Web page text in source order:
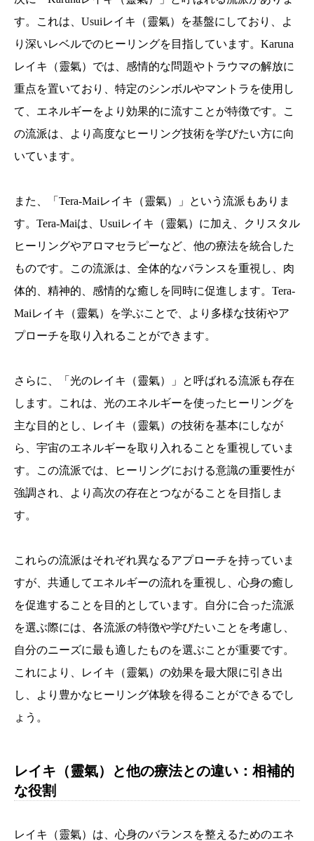
す。これは、Usuiレイキ（靈氣）を基盤にしており、よ
り深いレベルでのヒーリングを目指しています。Karuna
レイキ（靈氣）では、感情的な問題やトラウマの解放に
重点を置いており、特定のシンボルやマントラを使用し
て、エネルギーをより効果的に流すことが特徴です。こ
の流派は、より高度なヒーリング技術を学びたい方に向
いています。
また、「Tera-Maiレイキ（靈氣）」という流派もありま
す。Tera-Maiは、Usuiレイキ（靈氣）に加え、クリスタル
ヒーリングやアロマセラピーなど、他の療法を統合した
ものです。この流派は、全体的なバランスを重視し、肉
体的、精神的、感情的な癒しを同時に促進します。Tera-
Maiレイキ（靈氣）を学ぶことで、より多様な技術やア
プローチを取り入れることができます。
さらに、「光のレイキ（靈氣）」と呼ばれる流派も存在
します。これは、光のエネルギーを使ったヒーリングを
主な目的とし、レイキ（靈氣）の技術を基本にしなが
ら、宇宙のエネルギーを取り入れることを重視していま
す。この流派では、ヒーリングにおける意識の重要性が
強調され、より高次の存在とつながることを目指しま
す。
これらの流派はそれぞれ異なるアプローチを持っていま
すが、共通してエネルギーの流れを重視し、心身の癒し
を促進することを目的としています。自分に合った流派
を選ぶ際には、各流派の特徴や学びたいことを考慮し、
自分のニーズに最も適したものを選ぶことが重要です。
これにより、レイキ（靈氣）の効果を最大限に引き出
し、より豊かなヒーリング体験を得ることができるでし
ょう。
レイキ（靈氣）と他の療法との違い：相補的
な役割
レイキ（靈氣）は、心身のバランスを整えるためのエネ